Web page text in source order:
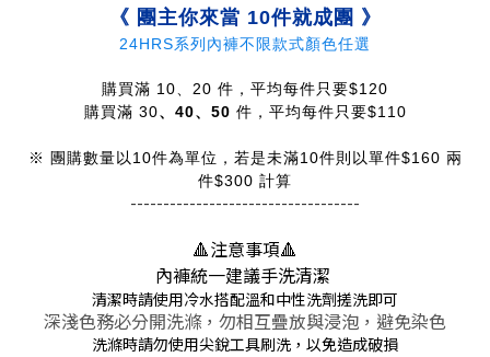
《 團主你來當 10件就成團 》
24HRS系列內褲不限款式顏色任選
購買滿 10、20 件，平均每件只要$120
購買滿 30、40、50 件，平均每件只要$110
※ 團購數量以10件為單位，若是未滿10件則以單件$160 兩
件$300 計算
-----------------------------------
🔺注意事項🔺
內褲統一建議手洗清潔
清潔時請使用冷水搭配溫和中性洗劑搓洗即可
深淺色務必分開洗滌，勿相互疊放與浸泡，避免染色
洗滌時請勿使用尖銳工具刷洗，以免造成破損